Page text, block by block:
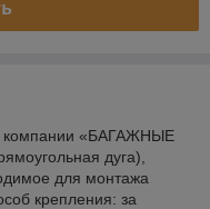
компании «БАГАЖНЫЕ
дуга),
для монтажа
крепления: за